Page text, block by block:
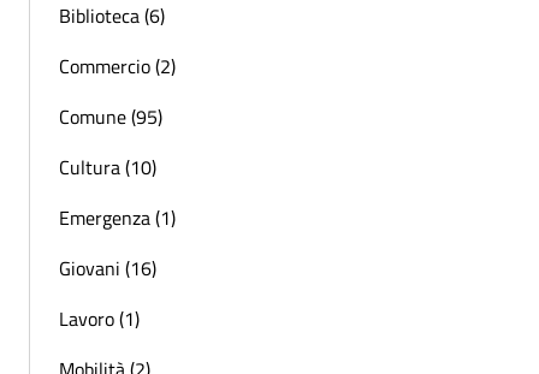
Biblioteca (6)
Commercio (2)
Comune (95)
Cultura (10)
Emergenza (1)
Giovani (16)
Lavoro (1)